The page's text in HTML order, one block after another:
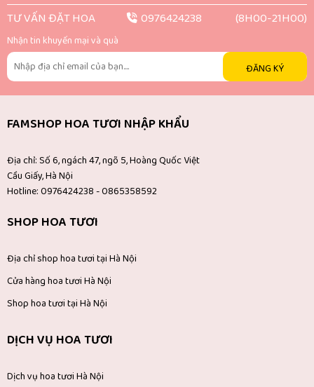
TƯ VẤN ĐẶT HOA
0976424238 (8H00-21H00)
Nhận tin khuyến mại và quà
ĐĂNG KÝ
FAMSHOP HOA TƯƠI NHẬP KHẨU
Địa chỉ: Số 6, ngách 47, ngõ 5, Hoàng Quốc Việt
Cầu Giấy, Hà Nội
Hotline: 0976424238 - 0865358592
SHOP HOA TƯƠI
Địa chỉ shop hoa tươi tại Hà Nội
Cửa hàng hoa tươi Hà Nội
Shop hoa tươi tại Hà Nội
DỊCH VỤ HOA TƯƠI
Dịch vụ hoa tươi Hà Nội